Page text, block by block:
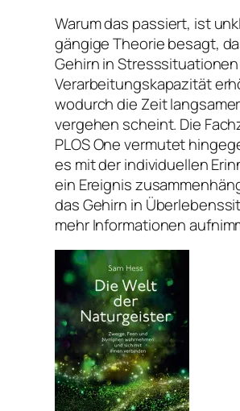
Warum das passiert, ist
gängige Theorie besagt,
Gehirn in
Verarbeitungskapazität
wodurch die Zeit
vergehen scheint. Die
PLOS One vermutet
es mit der individuellen
ein Ereignis
das Gehirn in
mehr Informationen